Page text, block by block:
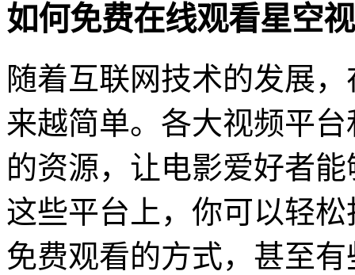
如何免费在线观看星空
随着互联网技术的发展
来越简单。各大视频平
的资源，让电影爱好者
这些平台上，你可以轻
免费观看的方式，甚至